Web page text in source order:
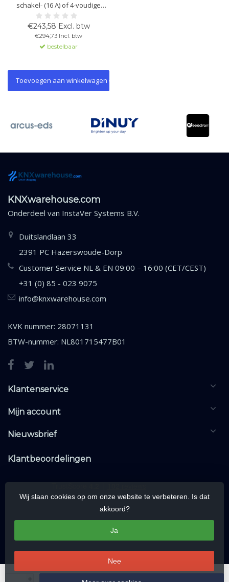
schakel- (16 A) of 4-voudige
jaloeziefunctie. Flexibel
inzetbaar, uitbreidbaar tot 24
kanalen. Handbediening en
status-LED’s. Geschikt voor
standaardlasten, KNX Data
€243,58 Excl. btw
€294,73 Incl. btw
bestelbaar
Toevoegen aan winkelwagen
KNXwarehouse.com
Onderdeel van InstaVer Systems B.V.
Duitslandlaan 33
2391 PC Hazerswoude-Dorp
Customer Service NL & EN 09:00 – 16:00 (CET/CEST)
+31 (0) 85 - 023 9075
info@knxwarehouse.com
KVK nummer: 28071131
BTW-nummer: NL801715477B01
Klantenservice
Mijn account
Nieuwsbrief
Klantbeoordelingen
Wij slaan cookies op om onze website te verbeteren. Is dat
akkoord?
Ja
Nee